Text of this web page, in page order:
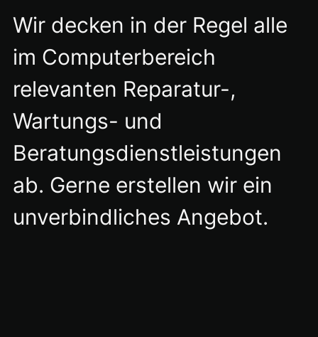
Wir decken in der Regel alle
im Computerbereich
relevanten Reparatur-,
Wartungs- und
Beratungsdienstleistungen
ab. Gerne erstellen wir ein
unverbindliches Angebot.